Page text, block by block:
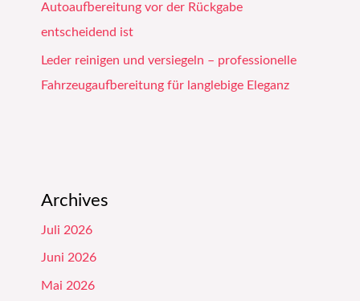
Autoaufbereitung vor der Rückgabe
entscheidend ist
Leder reinigen und versiegeln – professionelle
Fahrzeugaufbereitung für langlebige Eleganz
Archives
Juli 2026
Juni 2026
Mai 2026